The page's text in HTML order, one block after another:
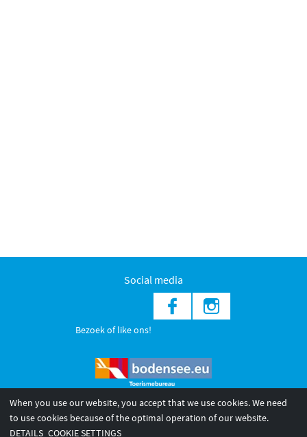
Social media
Bezoek of like ons!
© 2026 Internationale Bodensee Tourismus GmbH
When you use our website, you accept that we use cookies. We need
to use cookies because of the optimal operation of our website.
DETAILS COOKIE SETTINGS